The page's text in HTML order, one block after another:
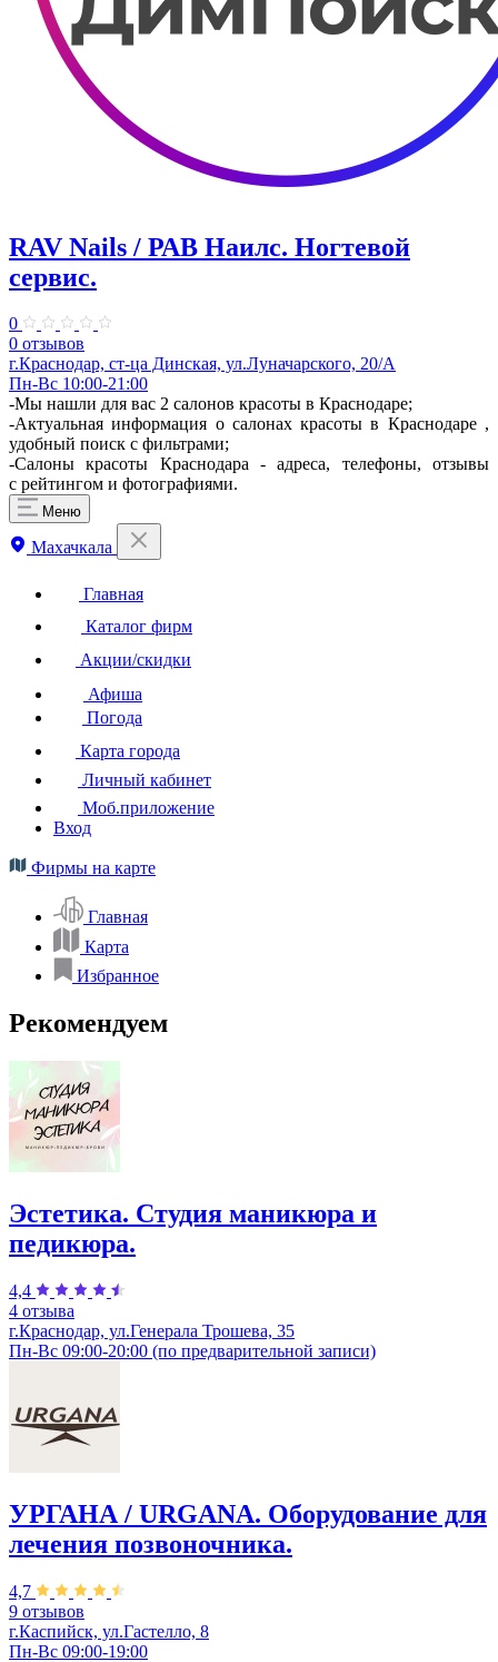
RAV Nails / РАВ Наилс. Ногтевой
сервис.
0
0 отзывов
г.Краснодар, ст-ца Динская, ул.Луначарского, 20/А
Пн-Вс 10:00-21:00
-Мы нашли для вас 2 салонов красоты в Краснодаре;
-Актуальная информация о салонах красоты в Краснодаре ,
удобный поиск с фильтрами;
-Салоны красоты Краснодара - адреса, телефоны, отзывы
с рейтингом и фотографиями.
Меню
Махачкала
Главная
Каталог фирм
Акции/скидки
Афиша
Погода
Карта города
Личный кабинет
Моб.приложение
Вход
Фирмы на карте
Главная
Карта
Избранное
Рекомендуем
Эстетика. Студия маникюра и
педикюра.
4,4
4 отзыва
г.Краснодар, ул.Генерала Трошева, 35
Пн-Вс 09:00-20:00 (по предварительной записи)
УРГАНА / URGANA. Оборудование для
лечения позвоночника.
4,7
9 отзывов
г.Каспийск, ул.Гастелло, 8
Пн-Вс 09:00-19:00